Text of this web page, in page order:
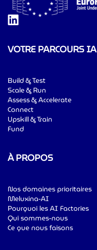
VOTRE PARCOURS IA
Build & Test
Scale & Run
Assess & Accelerate
Connect
Upskill & Train
Fund
À PROPOS
Nos domaines prioritaires
Meluxina-AI
Pourquoi les AI Factories
Qui sommes-nous
Ce que nous faisons